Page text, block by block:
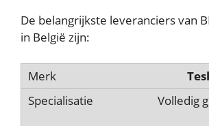
De belangrijkste leveranciers van
in België zijn:
Volledig